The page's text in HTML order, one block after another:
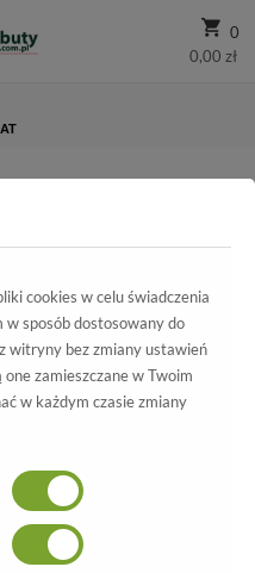
0
0,00 zł
Kotyl 307 Granat Lakier
cookies w celu świadczenia
w sposób dostosowany do
witryny bez zmiany ustawień
zamieszczane w Twoim
w każdym czasie zmiany